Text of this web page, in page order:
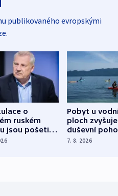
publikovaného evropskými
o
ruském
jsou pošetilé,
Pobyt u
ploch zvyšuje
duševní
ukázala
7. 8. 2026